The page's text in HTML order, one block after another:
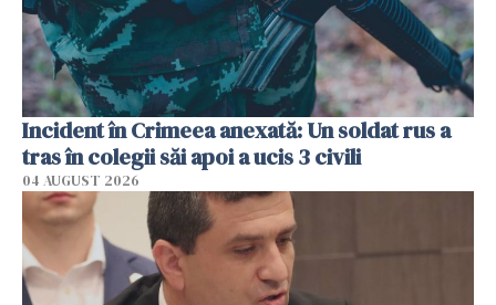
Incident în Crimeea anexată: Un soldat rus a
tras în colegii săi apoi a ucis 3 civili
04 AUGUST 2026